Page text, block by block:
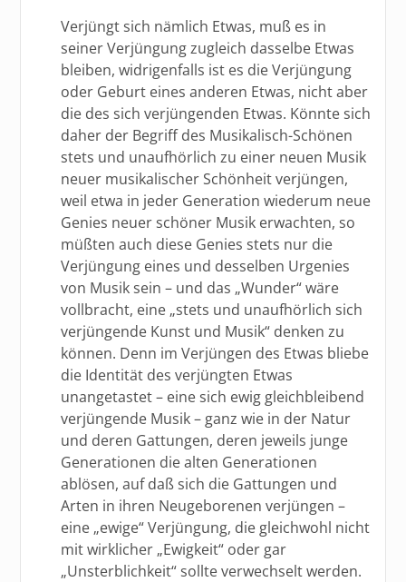
Verjüngt sich nämlich Etwas, muß es in
seiner Verjüngung zugleich dasselbe Etwas
bleiben, widrigenfalls ist es die Verjüngung
oder Geburt eines anderen Etwas, nicht aber
die des sich verjüngenden Etwas. Könnte sich
daher der Begriff des Musikalisch-Schönen
stets und unaufhörlich zu einer neuen Musik
neuer musikalischer Schönheit verjüngen,
weil etwa in jeder Generation wiederum neue
Genies neuer schöner Musik erwachten, so
müßten auch diese Genies stets nur die
Verjüngung eines und desselben Urgenies
von Musik sein – und das „Wunder“ wäre
vollbracht, eine „stets und unaufhörlich sich
verjüngende Kunst und Musik“ denken zu
können. Denn im Verjüngen des Etwas bliebe
die Identität des verjüngten Etwas
unangetastet – eine sich ewig gleichbleibend
verjüngende Musik – ganz wie in der Natur
und deren Gattungen, deren jeweils junge
Generationen die alten Generationen
ablösen, auf daß sich die Gattungen und
Arten in ihren Neugeborenen verjüngen –
eine „ewige“ Verjüngung, die gleichwohl nicht
mit wirklicher „Ewigkeit“ oder gar
„Unsterblichkeit“ sollte verwechselt werden.